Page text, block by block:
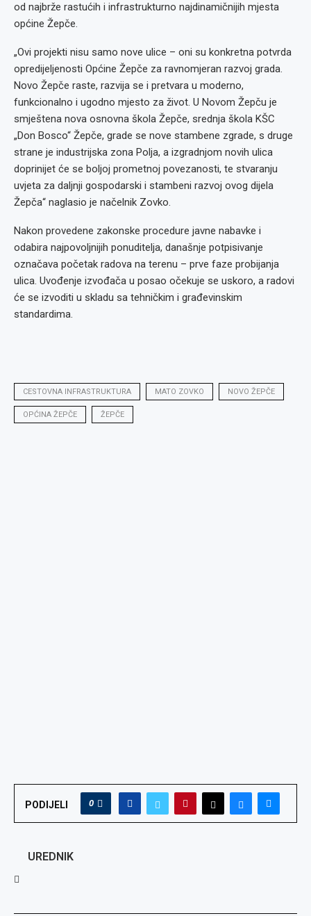
od najbrže rastućih i infrastrukturno najdinamičnijih mjesta
općine Žepče.
„Ovi projekti nisu samo nove ulice – oni su konkretna potvrda
opredijeljenosti Općine Žepče za ravnomjeran razvoj grada.
Novo Žepče raste, razvija se i pretvara u moderno,
funkcionalno i ugodno mjesto za život. U Novom Žepču je
smještena nova osnovna škola Žepče, srednja škola KŠC
„Don Bosco“ Žepče, grade se nove stambene zgrade, s druge
strane je industrijska zona Polja, a izgradnjom novih ulica
doprinijet će se boljoj prometnoj povezanosti, te stvaranju
uvjeta za daljnji gospodarski i stambeni razvoj ovog dijela
Žepča“ naglasio je načelnik Zovko.
Nakon provedene zakonske procedure javne nabavke i
odabira najpovoljnijih ponuditelja, današnje potpisivanje
označava početak radova na terenu – prve faze probijanja
ulica. Uvođenje izvođača u posao očekuje se uskoro, a radovi
će se izvoditi u skladu sa tehničkim i građevinskim
standardima.
CESTOVNA INFRASTRUKTURA MATO ZOVKO NOVO ŽEPČE
OPĆINA ŽEPČE ŽEPČE
PODIJELI 0
UREDNIK